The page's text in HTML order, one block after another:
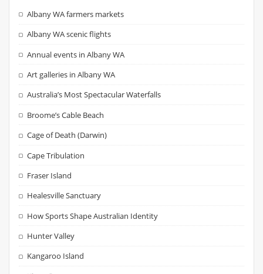
Albany WA farmers markets
Albany WA scenic flights
Annual events in Albany WA
Art galleries in Albany WA
Australia’s Most Spectacular Waterfalls
Broome’s Cable Beach
Cage of Death (Darwin)
Cape Tribulation
Fraser Island
Healesville Sanctuary
How Sports Shape Australian Identity
Hunter Valley
Kangaroo Island